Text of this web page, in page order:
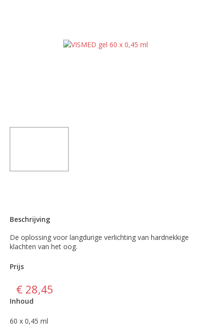
Beschrijving
De oplossing voor langdurige verlichting van hardnekkige
klachten van het oog.
Prijs
€ 28,45
Inhoud
60 x 0,45 ml